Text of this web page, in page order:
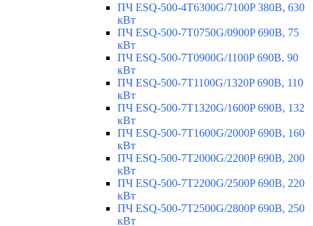
ПЧ ESQ-500-4T6300G/7100P 380В, 630
кВт
ПЧ ESQ-500-7T0750G/0900P 690В, 75
кВт
ПЧ ESQ-500-7T0900G/1100P 690В, 90
кВт
ПЧ ESQ-500-7T1100G/1320P 690В, 110
кВт
ПЧ ESQ-500-7T1320G/1600P 690В, 132
кВт
ПЧ ESQ-500-7T1600G/2000P 690В, 160
кВт
ПЧ ESQ-500-7T2000G/2200P 690В, 200
кВт
ПЧ ESQ-500-7T2200G/2500P 690В, 220
кВт
ПЧ ESQ-500-7T2500G/2800P 690В, 250
кВт